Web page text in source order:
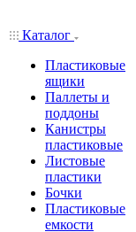
Каталог
Пластиковые
ящики
Паллеты и
поддоны
Канистры
пластиковые
Листовые
пластики
Бочки
Пластиковые
емкости